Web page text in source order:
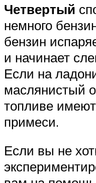
Четвертый
немного
бензин
и начинает
Если на
маслянистый
топливе
примеси.
Если вы не